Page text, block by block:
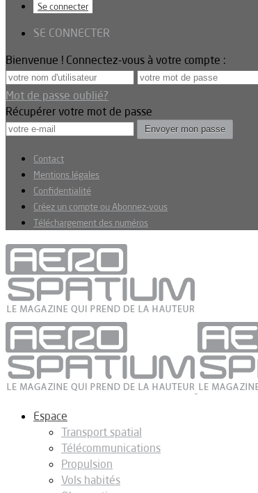
Se connecter
SE CONNECTER
Bienvenue ! Connectez-vous à votre compte :
Mot de passe oublié?
Récupérer votre mot de passe
Contact
Mentions légales
Confidentialité
Créez un compte ou Abonnez-vous
Téléchargement des numéros
Espace
Transport spatial
Télécommunications
Propulsion
Vols habités